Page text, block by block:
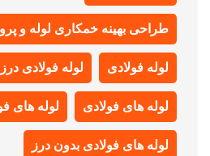
طراحی بهینه خمکاری لوله و
لوله فولادی لوله فولادی
لوله های فولادی لوله های
لوله های فولادی بدون درز